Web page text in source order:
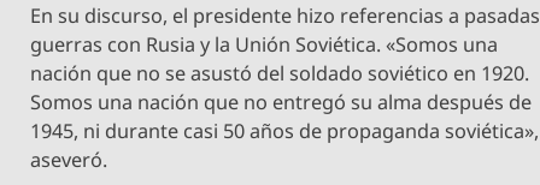
En su discurso, el presidente hizo referencias a pasadas
guerras con Rusia y la Unión Soviética. «Somos una
nación que no se asustó del soldado soviético en 1920.
Somos una nación que no entregó su alma después de
1945, ni durante casi 50 años de propaganda soviética»,
aseveró.